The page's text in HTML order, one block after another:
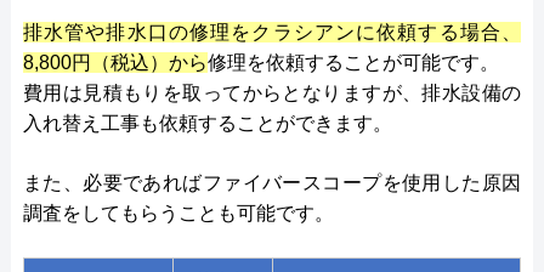
排水管や排水口の修理をクラシアンに依頼する場合、
8,800円（税込）から修理を依頼することが可能です。
費用は見積もりを取ってからとなりますが、排水設備の
入れ替え工事も依頼することができます。
また、必要であればファイバースコープを使用した原因
調査をしてもらうことも可能です。